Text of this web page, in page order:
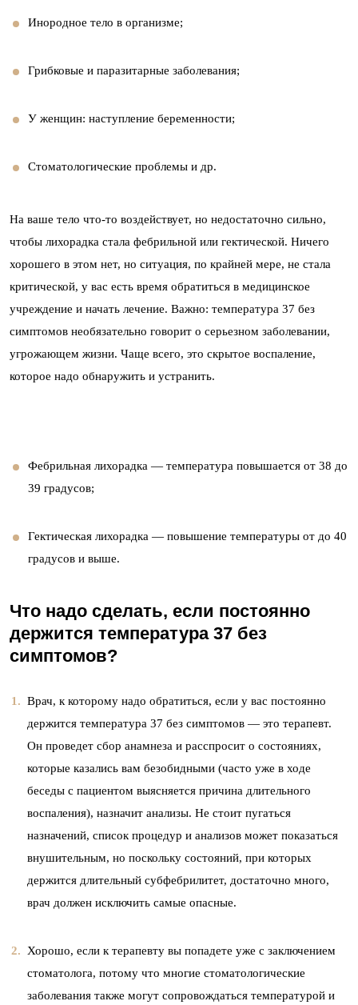
Инородное тело в организме;
Грибковые и паразитарные заболевания;
У женщин: наступление беременности;
Стоматологические проблемы и др.
На ваше тело что-то воздействует, но недостаточно сильно,
чтобы лихорадка стала фебрильной или гектической. Ничего
хорошего в этом нет, но ситуация, по крайней мере, не стала
критической, у вас есть время обратиться в медицинское
учреждение и начать лечение. Важно: температура 37 без
симптомов необязательно говорит о серьезном заболевании,
угрожающем жизни. Чаще всего, это скрытое воспаление,
которое надо обнаружить и устранить.
Фебрильная лихорадка — температура повышается от 38 до
39 градусов;
Гектическая лихорадка — повышение температуры от до 40
градусов и выше.
Что надо сделать, если постоянно
держится температура 37 без
симптомов?
Врач, к которому надо обратиться, если у вас постоянно
держится температура 37 без симптомов — это терапевт.
Он проведет сбор анамнеза и расспросит о состояниях,
которые казались вам безобидными (часто уже в ходе
беседы с пациентом выясняется причина длительного
воспаления), назначит анализы. Не стоит пугаться
назначений, список процедур и анализов может показаться
внушительным, но поскольку состояний, при которых
держится длительный субфебрилитет, достаточно много,
врач должен исключить самые опасные.
Хорошо, если к терапевту вы попадете уже с заключением
стоматолога, потому что многие стоматологические
заболевания также могут сопровождаться температурой и